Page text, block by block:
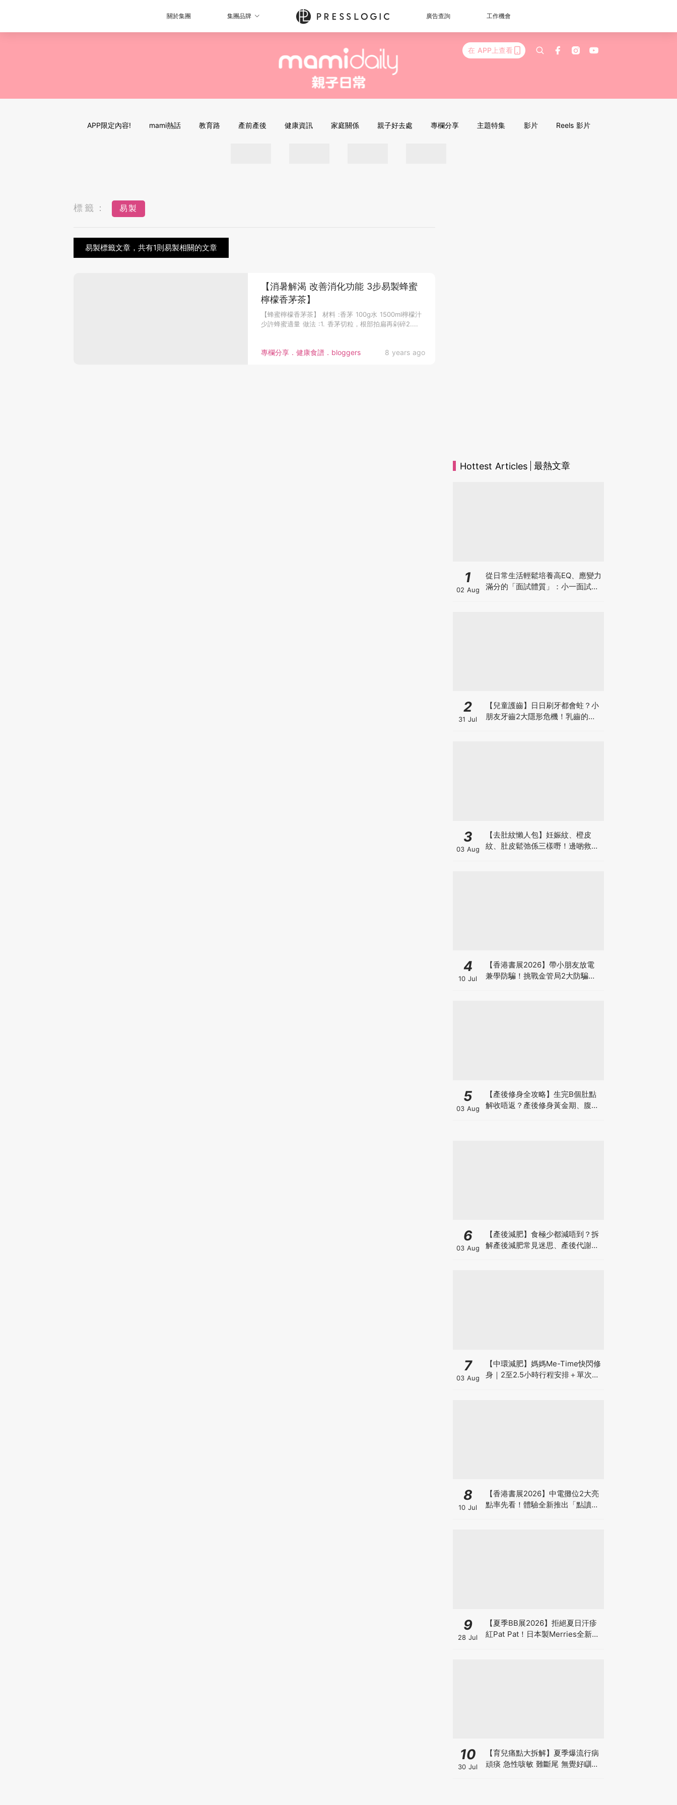
關於集團 集團品牌 廣告查詢 工作機會
在 APP上查看
APP限定內容! mami熱話 教育路 產前產後 健康資訊 家庭關係 親子好去處 專欄分享 主題特集 影片 Reels 影片
標籤： 易製
易製標籤文章，共有1則易製相關的文章
專欄分享．健康食譜．bloggers 8 years ago
【消暑解渴 改善消化功能 3步易製蜂蜜
檸檬香茅茶】
【蜂蜜檸檬香茅茶】 材料 :香茅 100g水 1500ml檸檬汁
少許蜂蜜適量 做法 :1. 香茅切粒，根部拍扁再剁碎2....
Hottest Articles 最熱文章
1
02 Aug
從日常生活輕鬆培養高EQ、應變力
滿分的「面試體質」：小一面試最
2
31 Jul
【兒童護齒】日日刷牙都會蛀？小
朋友牙齒2大隱形危機！乳齒的琺
3
03 Aug
【去肚紋懶人包】妊娠紋、橙皮
紋、肚皮鬆弛係三樣嘢！邊啲救得
4
10 Jul
【香港書展2026】帶小朋友放電
兼學防騙！挑戰金管局2大防騙遊
5
03 Aug
【產後修身全攻略】生完B個肚點
解收唔返？產後修身黃金期、腹直
6
03 Aug
【產後減肥】食極少都減唔到？拆
解產後減肥常見迷思、產後代謝、
7
03 Aug
【中環減肥】媽媽Me-Time快閃修
身｜2至2.5小時行程安排＋單次收
8
10 Jul
【香港書展2026】中電攤位2大亮
點率先看！體驗全新推出「點讀故
9
28 Jul
【夏季BB展2026】拒絕夏日汗疹
紅Pat Pat！日本製Merries全新超
10
30 Jul
【育兒痛點大拆解】夏季爆流行病
頑痰 急性咳敏 難斷尾 無覺好瞓？